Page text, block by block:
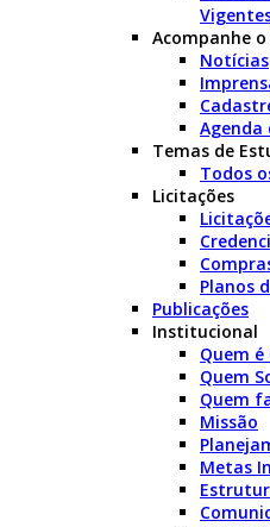
Acompanhe o
Notícias
Agenda
Temas de
Todos
Licitações
Planos
Publicações
Institucional
Quem é
Quem
Quem
Missão
Metas